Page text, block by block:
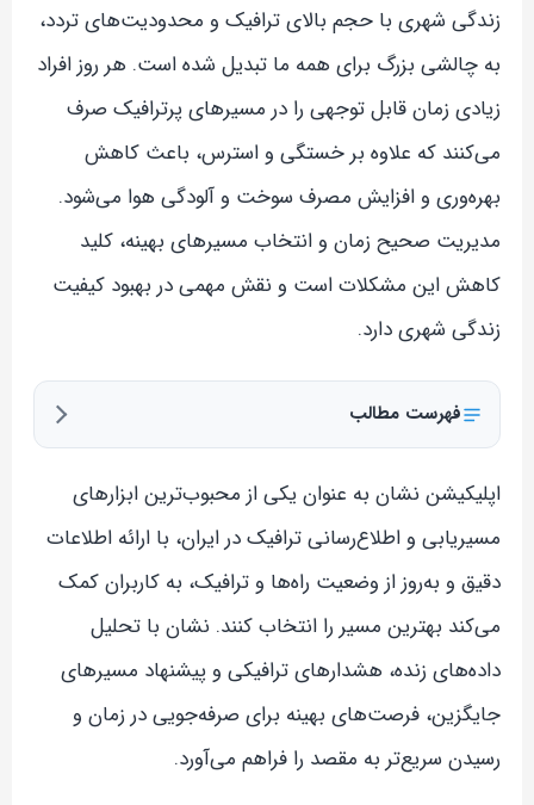
زندگی شهری با حجم بالای ترافیک و محدودیت‌های تردد،
به چالشی بزرگ برای همه ما تبدیل شده است. هر روز افراد
زیادی زمان قابل توجهی را در مسیرهای پرترافیک صرف
می‌کنند که علاوه بر خستگی و استرس، باعث کاهش
بهره‌وری و افزایش مصرف سوخت و آلودگی هوا می‌شود.
مدیریت صحیح زمان و انتخاب مسیرهای بهینه، کلید
کاهش این مشکلات است و نقش مهمی در بهبود کیفیت
زندگی شهری دارد.
فهرست مطالب
اپلیکیشن نشان به عنوان یکی از محبوب‌ترین ابزارهای
مسیریابی و اطلاع‌رسانی ترافیک در ایران، با ارائه اطلاعات
دقیق و به‌روز از وضعیت راه‌ها و ترافیک، به کاربران کمک
می‌کند بهترین مسیر را انتخاب کنند. نشان با تحلیل
داده‌های زنده، هشدارهای ترافیکی و پیشنهاد مسیرهای
جایگزین، فرصت‌های بهینه برای صرفه‌جویی در زمان و
رسیدن سریع‌تر به مقصد را فراهم می‌آورد.